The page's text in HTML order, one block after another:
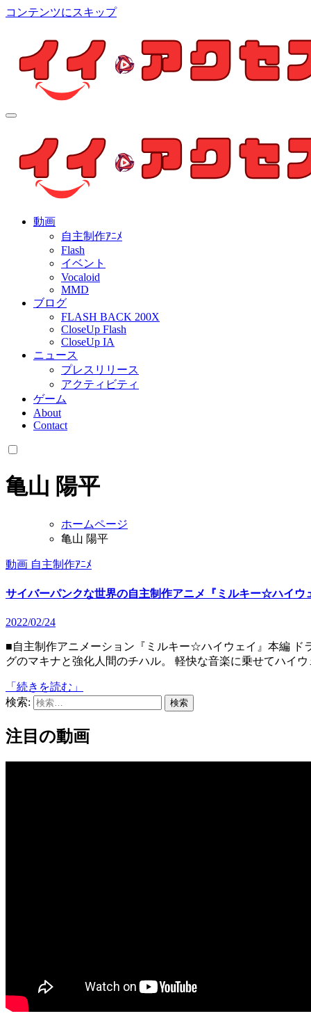
コンテンツにスキップ
個人制作アニメを中心とした動画紹介ブログ
動画
自主制作ｱﾆﾒ
Flash
イベント
Vocaloid
MMD
ブログ
FLASH BACK 200X
CloseUp Flash
CloseUp IA
ニュース
プレスリリース
アクティビティ
ゲーム
About
Contact
亀山 陽平
ホームページ
亀山 陽平
動画 自主制作ｱﾆﾒ
サイバーパンクな世界の自主制作アニメ『ミルキー☆ハイウ
2022/02/24
■自主制作アニメーション『ミルキー☆ハイウェイ』本編 ドライブ中の車の中でたわいない会話を繰り広げるサイボー
グのマキナと強化人間のチハル。 軽快な音楽に乗せてハイ
「続きを読む」
検索:
注目の動画